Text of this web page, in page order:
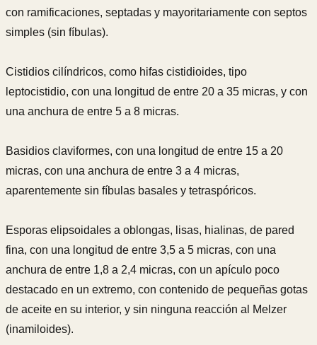
con ramificaciones, septadas y mayoritariamente con septos
simples (sin fíbulas).
Cistidios cilíndricos, como hifas cistidioides, tipo
leptocistidio, con una longitud de entre 20 a 35 micras, y con
una anchura de entre 5 a 8 micras.
Basidios claviformes, con una longitud de entre 15 a 20
micras, con una anchura de entre 3 a 4 micras,
aparentemente sin fíbulas basales y tetraspóricos.
Esporas elipsoidales a oblongas, lisas, hialinas, de pared
fina, con una longitud de entre 3,5 a 5 micras, con una
anchura de entre 1,8 a 2,4 micras, con un apículo poco
destacado en un extremo, con contenido de pequeñas gotas
de aceite en su interior, y sin ninguna reacción al Melzer
(inamiloides).